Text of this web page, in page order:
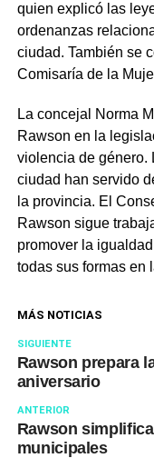
quien explicó las
ordenanzas
ciudad. También se
Comisaría de la
La concejal Norma
Rawson en la
violencia de género.
ciudad han servido
la provincia. El
Rawson sigue
promover la
todas sus formas en
MÁS NOTICIAS
SIGUIENTE
Rawson prepara
aniversario
ANTERIOR
Rawson
municipales